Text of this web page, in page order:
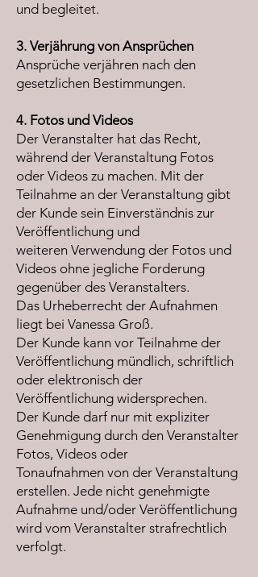
und begleitet.
3. Verjährung von Ansprüchen
Ansprüche verjähren nach den
gesetzlichen Bestimmungen.
4. Fotos und Videos
Der Veranstalter hat das Recht,
während der Veranstaltung Fotos
oder Videos zu machen. Mit der
Teilnahme an der Veranstaltung gibt
der Kunde sein Einverständnis zur
Veröffentlichung und
weiteren Verwendung der Fotos und
Videos ohne jegliche Forderung
gegenüber des Veranstalters.
Das Urheberrecht der Aufnahmen
liegt bei Vanessa Groß.
Der Kunde kann vor Teilnahme der
Veröffentlichung mündlich, schriftlich
oder elektronisch der
Veröffentlichung widersprechen.
Der Kunde darf nur mit expliziter
Genehmigung durch den Veranstalter
Fotos, Videos oder
Tonaufnahmen von der Veranstaltung
erstellen. Jede nicht genehmigte
Aufnahme und/oder Veröffentlichung
wird vom Veranstalter strafrechtlich
verfolgt.